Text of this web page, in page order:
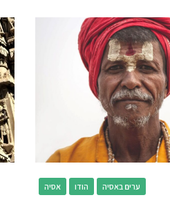
אסיה הודו ערים באסיה